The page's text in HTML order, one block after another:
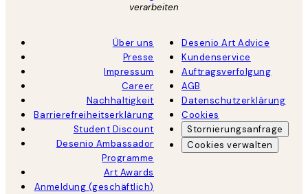
verarbeiten
Über uns
Presse
Impressum
Career
Nachhaltigkeit
Barrierefreiheitserklärung
Student Discount
Desenio Ambassador
Programme
Art Awards
Anmeldung (geschäftlich)
Desenio Art Advice
Kundenservice
Auftragsverfolgung
AGB
Datenschutzerklärung
Cookies
Stornierungsanfrage
Cookies verwalten